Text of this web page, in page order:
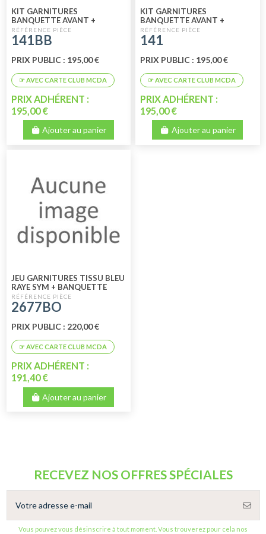
KIT GARNITURES
BANQUETTE AVANT +
BANQUETTE ARRIÈRE SKAÏ
BICOLORE BLEU BLANC
141BB
PRIX PUBLIC : 195,00 €
PRIX ADHÉRENT :
195,00 €
Ajouter au panier
KIT GARNITURES
BANQUETTE AVANT +
BANQUETTE ARRIÈRE SKAÏ
BICOLORE BLANC BLEU
141
PRIX PUBLIC : 195,00 €
PRIX ADHÉRENT :
195,00 €
Ajouter au panier
JEU GARNITURES TISSU BLEU
RAYE SYM + BANQUETTE
ARRIERE RABATTABLE DYANE
2677BO
PRIX PUBLIC : 220,00 €
PRIX ADHÉRENT :
191,40 €
Ajouter au panier
RECEVEZ NOS OFFRES SPÉCIALES
Vous pouvez vous désinscrire à tout moment. Vous trouverez pour cela nos